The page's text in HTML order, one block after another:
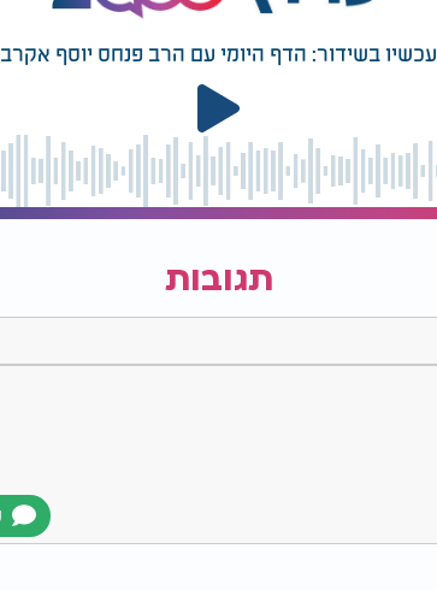
עכשיו בשידור: הדף היומי עם הרב פנחס יוסף אקרב
תגובות